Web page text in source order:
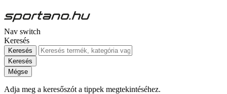
Nav switch
Keresés
Keresés
Keresés
Mégse
Adja meg a keresőszót a tippek megtekintéséhez.